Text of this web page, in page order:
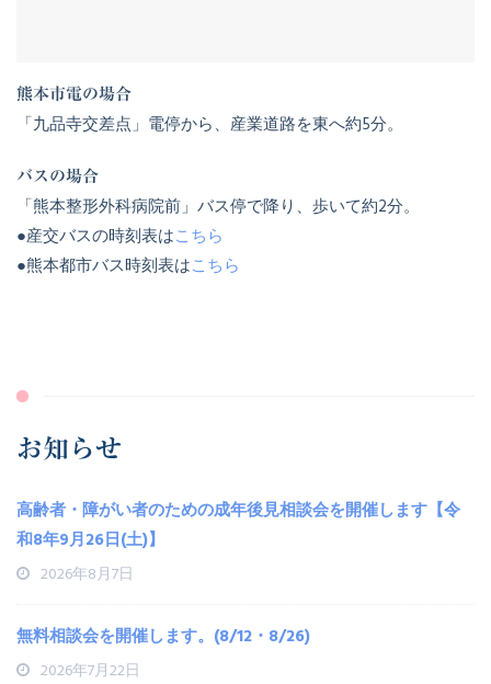
熊本市電の場合
「九品寺交差点」電停から、産業道路を東へ約5分。
バスの場合
「熊本整形外科病院前」バス停で降り、歩いて約2分。
●産交バスの時刻表はこちら
●熊本都市バス時刻表はこちら
お知らせ
高齢者・障がい者のための成年後見相談会を開催します【令
和8年9月26日(土)】
2026年8月7日
無料相談会を開催します。(8/12・8/26)
2026年7月22日